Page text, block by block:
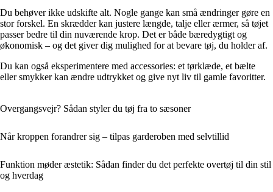
Du behøver ikke udskifte alt. Nogle gange kan små ændringer gøre en
stor forskel. En skrædder kan justere længde, talje eller ærmer, så tøjet
passer bedre til din nuværende krop. Det er både bæredygtigt og
økonomisk – og det giver dig mulighed for at bevare tøj, du holder af.
Du kan også eksperimentere med accessories: et tørklæde, et bælte
eller smykker kan ændre udtrykket og give nyt liv til gamle favoritter.
Overgangsvejr? Sådan styler du tøj fra to sæsoner
Når kroppen forandrer sig – tilpas garderoben med selvtillid
Funktion møder æstetik: Sådan finder du det perfekte overtøj til din stil
og hverdag